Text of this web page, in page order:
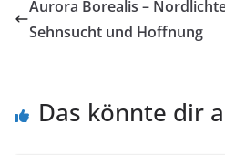
Aurora Borealis –
Sehnsucht und Hoffnung
Das könnte dir